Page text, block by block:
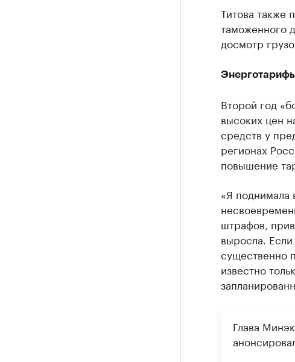
Титова также
таможенного
досмотр
Второй год
высоких цен
средств у
регионах
повышение
«Я поднимала
штрафов,
выросла.
существенно
известно
Глава